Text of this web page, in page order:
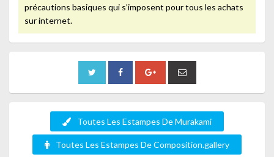
précautions basiques qui s’imposent pour tous les achats
sur internet.
Toutes Les Estampes De Murakami
Toutes Les Estampes De Composition.gallery